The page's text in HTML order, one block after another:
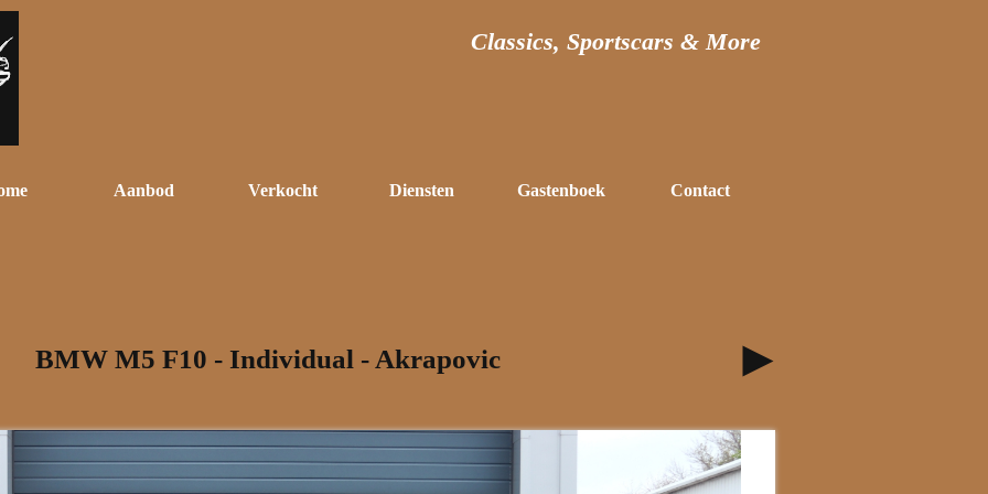
Classics, Sportscars & More
Aanbod Verkocht Diensten Gastenboek Contact
BMW M5 F10 - Individual - Akrapovic